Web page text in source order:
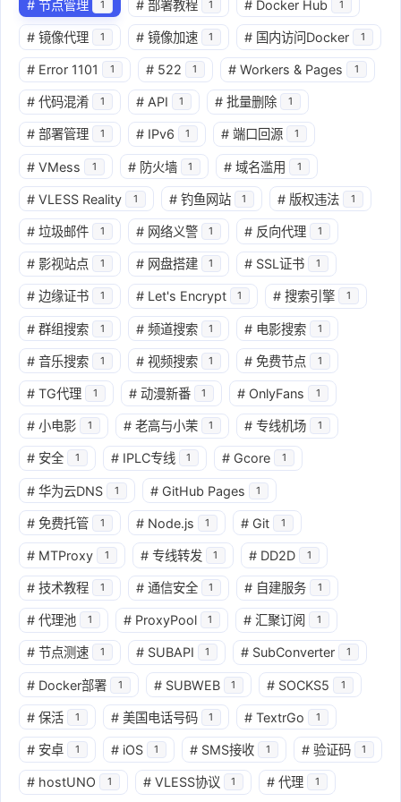
# 节点管理 1 # 部署教程 1 # Docker Hub 1
# 镜像代理 1 # 镜像加速 1 # 国内访问Docker 1
# Error 1101 1 # 522 1 # Workers & Pages 1
# 代码混淆 1 # API 1 # 批量删除 1
# 部署管理 1 # IPv6 1 # 端口回源 1
# VMess 1 # 防火墙 1 # 域名滥用 1
# VLESS Reality 1 # 钓鱼网站 1 # 版权违法 1
# 垃圾邮件 1 # 网络义警 1 # 反向代理 1
# 影视站点 1 # 网盘搭建 1 # SSL证书 1
# 边缘证书 1 # Let's Encrypt 1 # 搜索引擎 1
# 群组搜索 1 # 频道搜索 1 # 电影搜索 1
# 音乐搜索 1 # 视频搜索 1 # 免费节点 1
# TG代理 1 # 动漫新番 1 # OnlyFans 1
# 小电影 1 # 老高与小茉 1 # 专线机场 1
# 安全 1 # IPLC专线 1 # Gcore 1
# 华为云DNS 1 # GitHub Pages 1
# 免费托管 1 # Node.js 1 # Git 1
# MTProxy 1 # 专线转发 1 # DD2D 1
# 技术教程 1 # 通信安全 1 # 自建服务 1
# 代理池 1 # ProxyPool 1 # 汇聚订阅 1
# 节点测速 1 # SUBAPI 1 # SubConverter 1
# Docker部署 1 # SUBWEB 1 # SOCKS5 1
# 保活 1 # 美国电话号码 1 # TextrGo 1
# 安卓 1 # iOS 1 # SMS接收 1 # 验证码 1
# hostUNO 1 # VLESS协议 1 # 代理 1